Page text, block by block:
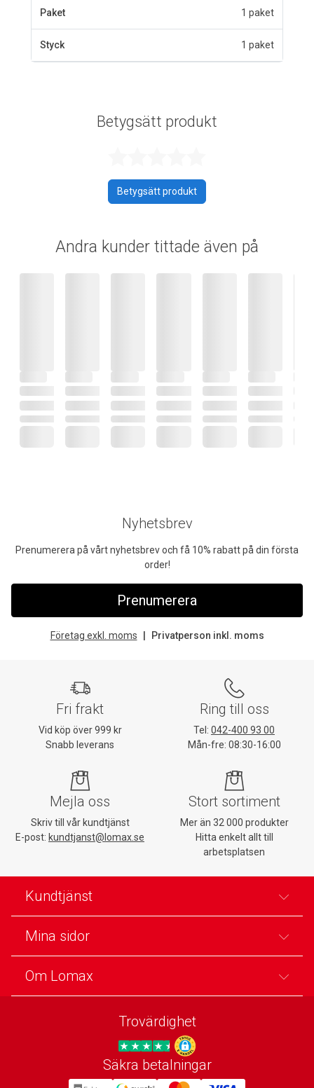
Paket 1 paket
Styck 1 paket
Betygsätt produkt
Betygsätt produkt
Andra kunder tittade även på
Nyhetsbrev
Prenumerera på vårt nyhetsbrev och få 10% rabatt på din första
order!
Prenumerera
Företag exkl. moms Privatperson inkl. moms
Fri frakt
Vid köp över 999 kr
Snabb leverans
Ring till oss
Tel: 042-400 93 00
Mån-fre: 08:30-16:00
Mejla oss
Skriv till vår kundtjänst
E-post: kundtjanst@lomax.se
Stort sortiment
Mer än 32 000 produkter
Hitta enkelt allt till
arbetsplatsen
Kundtjänst
Mina sidor
Om Lomax
Trovärdighet
Trygg E-handel
Säkra betalningar